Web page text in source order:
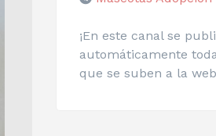
¡En este canal se
automáticamente
que se suben a la